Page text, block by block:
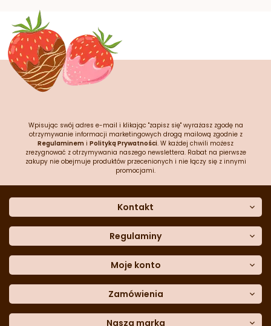
Wpisując swój adres e-mail i klikając "zapisz się" wyrażasz zgodę na
otrzymywanie informacji marketingowych drogą mailową zgodnie z
Regulaminem i Polityką Prywatności. W każdej chwili możesz
zrezygnować z otrzymywania naszego newslettera. Rabat na pierwsze
zakupy nie obejmuje produktów przecenionych i nie łączy się z innymi
promocjami.
Kontakt
Dane kontaktowe
Często zadawane pytania
Sklep stacjonarny
Formularz kontaktowy
Blog
telefon:601 767 272
Regulaminy
Polityka prywatności
Polityka cookies
Polityka reklamacji
Polityka zwrotów
Dostępność cyfrowa
Moje konto
Moje dane
Historia zamówień
Lista ulubionych
Zamówienia
Metody płatności
Nasza marka